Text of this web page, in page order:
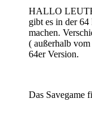
HALLO
gibt es in der
machen.
( außerhalb
64er Version.
Das Savegame